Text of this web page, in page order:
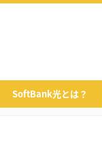
SoftBank光とは？